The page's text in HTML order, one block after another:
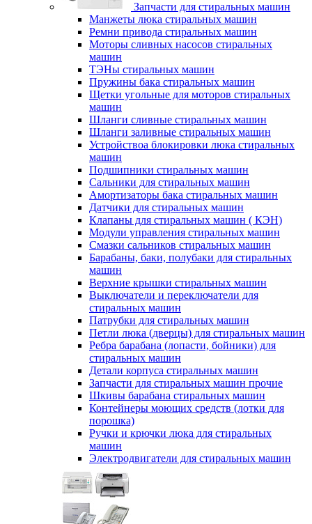
Запчасти для стиральных машин
Манжеты люка стиральных машин
Ремни привода стиральных машин
Моторы сливных насосов стиральных
машин
ТЭНы стиральных машин
Пружины бака стиральных машин
Щетки угольные для моторов стиральных
машин
Шланги сливные стиральных машин
Шланги заливные стиральных машин
Устройствоа блокировки люка стиральных
машин
Подшипники стиральных машин
Сальники для стиральных машин
Амортизаторы бака стиральных машин
Датчики для стиральных машин
Клапаны для стиральных машин ( КЭН)
Модули управления стиральных машин
Смазки сальников стиральных машин
Барабаны, баки, полубаки для стиральных
машин
Верхние крышки стиральных машин
Выключатели и переключатели для
стиральных машин
Патрубки для стиральных машин
Петли люка (дверцы) для стиральных машин
Ребра барабана (лопасти, бойники) для
стиральных машин
Детали корпуса стиральных машин
Запчасти для стиральных машин прочие
Шкивы барабана стиральных машин
Контейнеры моющих средств (лотки для
порошка)
Ручки и крючки люка для стиральных
машин
Электродвигатели для стиральных машин